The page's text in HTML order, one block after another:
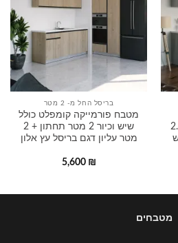
שלי
תחתון + 2.4
שלי
בריסל החל מ- 2 מטר
מטבח פורמייקה קומפלט כולל
שיש וכיור 2 מטר תחתון + 2
מטר עליון דגם בריסל עץ אלון
5,600 ₪
מטבחים